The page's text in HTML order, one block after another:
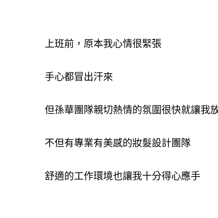
上班前，原本我心情很緊張
手心都冒出汗來
但孫華團隊親切熱情的氛圍很快就讓我
不但有專業有美感的妝髮設計團隊
舒適的工作環境也讓我十分得心應手